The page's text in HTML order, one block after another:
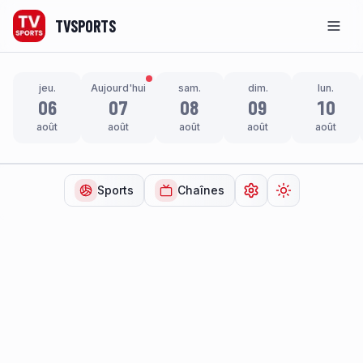
TVSPORTS
jeu.
06
août
Aujourd'hui
07
août
sam.
08
août
dim.
09
août
lun.
10
août
Sports Chaînes Ouvrir lesChanger de